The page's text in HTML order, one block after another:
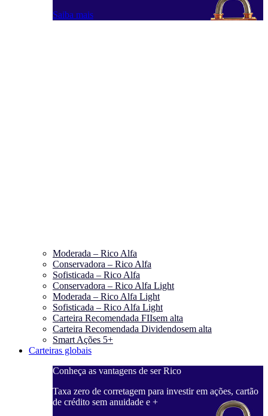
Saiba mais
Moderada – Rico Alfa
Conservadora – Rico Alfa
Sofisticada – Rico Alfa
Conservadora – Rico Alfa Light
Moderada – Rico Alfa Light
Sofisticada – Rico Alfa Light
Carteira Recomendada FIIsem alta
Carteira Recomendada Dividendosem alta
Smart Ações 5+
Carteiras globais
Conheça as vantagens de ser Rico
Taxa zero de corretagem para investir em ações, cartão
de crédito sem anuidade e +